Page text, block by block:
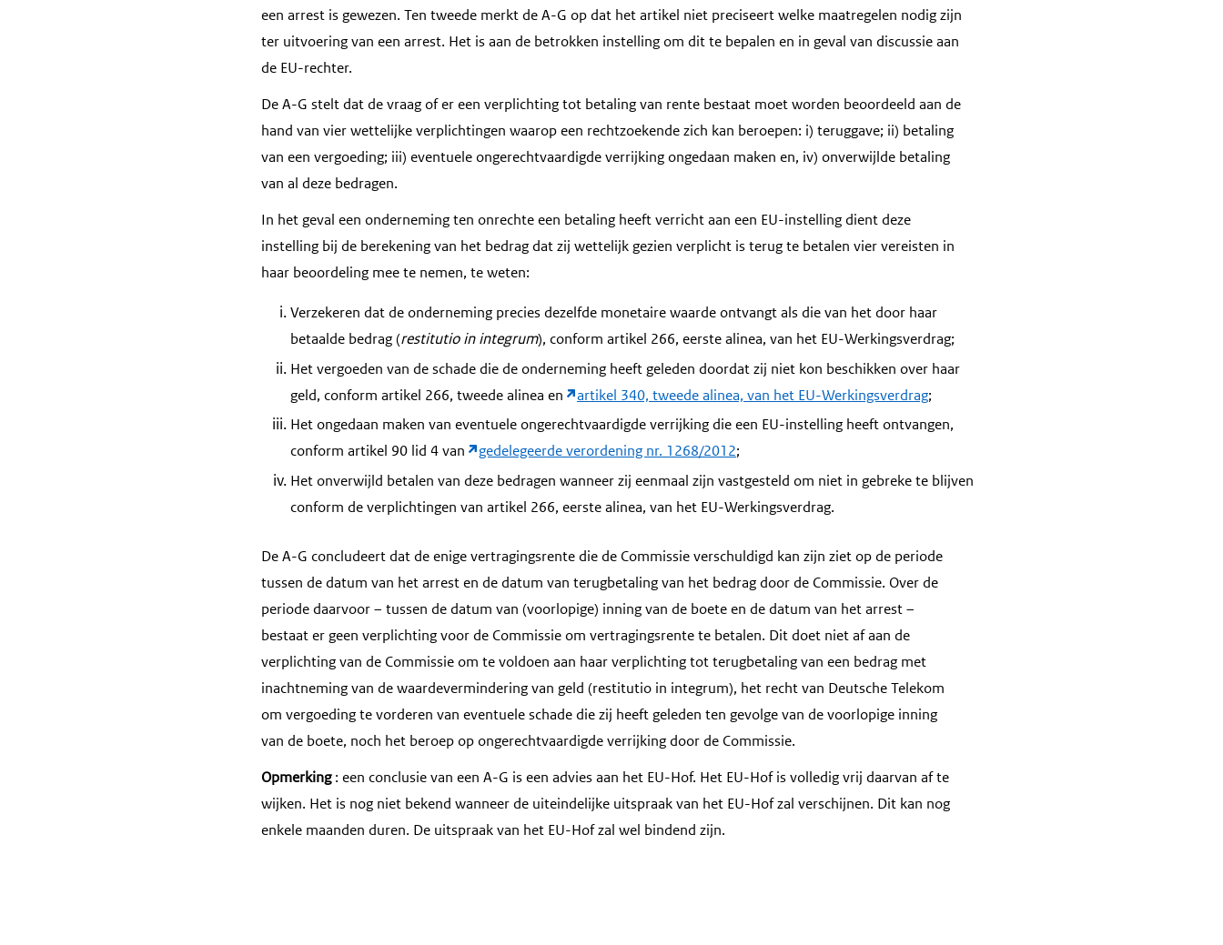
een arrest is gewezen. Ten tweede merkt de A-G op dat het artikel niet preciseert welke maatregelen nodig zijn
ter uitvoering van een arrest. Het is aan de betrokken instelling om dit te bepalen en in geval van discussie aan
de EU-rechter.
De A-G stelt dat de vraag of er een verplichting tot betaling van rente bestaat moet worden beoordeeld aan de
hand van vier wettelijke verplichtingen waarop een rechtzoekende zich kan beroepen: i) teruggave; ii) betaling
van een vergoeding; iii) eventuele ongerechtvaardigde verrijking ongedaan maken en, iv) onverwijlde betaling
van al deze bedragen.
In het geval een onderneming ten onrechte een betaling heeft verricht aan een EU-instelling dient deze
instelling bij de berekening van het bedrag dat zij wettelijk gezien verplicht is terug te betalen vier vereisten in
haar beoordeling mee te nemen, te weten:
Verzekeren dat de onderneming precies dezelfde monetaire waarde ontvangt als die van het door haar
betaalde bedrag (restitutio in integrum), conform artikel 266, eerste alinea, van het EU-Werkingsverdrag;
Het vergoeden van de schade die de onderneming heeft geleden doordat zij niet kon beschikken over haar
geld, conform artikel 266, tweede alinea en
artikel 340, tweede alinea, van het EU-Werkingsverdrag;
Het ongedaan maken van eventuele ongerechtvaardigde verrijking die een EU-instelling heeft ontvangen,
conform artikel 90 lid 4 van
gedelegeerde verordening nr. 1268/2012;
Het onverwijld betalen van deze bedragen wanneer zij eenmaal zijn vastgesteld om niet in gebreke te blijven
conform de verplichtingen van artikel 266, eerste alinea, van het EU-Werkingsverdrag.
De A-G concludeert dat de enige vertragingsrente die de Commissie verschuldigd kan zijn ziet op de periode
tussen de datum van het arrest en de datum van terugbetaling van het bedrag door de Commissie. Over de
periode daarvoor – tussen de datum van (voorlopige) inning van de boete en de datum van het arrest –
bestaat er geen verplichting voor de Commissie om vertragingsrente te betalen. Dit doet niet af aan de
verplichting van de Commissie om te voldoen aan haar verplichting tot terugbetaling van een bedrag met
inachtneming van de waardevermindering van geld (restitutio in integrum), het recht van Deutsche Telekom
om vergoeding te vorderen van eventuele schade die zij heeft geleden ten gevolge van de voorlopige inning
van de boete, noch het beroep op ongerechtvaardigde verrijking door de Commissie.
Opmerking : een conclusie van een A-G is een advies aan het EU-Hof. Het EU-Hof is volledig vrij daarvan af te
wijken. Het is nog niet bekend wanneer de uiteindelijke uitspraak van het EU-Hof zal verschijnen. Dit kan nog
enkele maanden duren. De uitspraak van het EU-Hof zal wel bindend zijn.